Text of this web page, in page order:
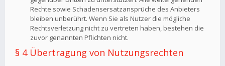
Rechte sowie Schadensersatzansprüche des Anbieters
bleiben unberührt. Wenn Sie als Nutzer die mögliche
Rechtsverletzung nicht zu vertreten haben, bestehen die
zuvor genannten Pflichten nicht.
§ 4 Übertragung von Nutzungsrechten